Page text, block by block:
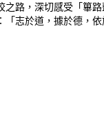
路，深切感受「篳
志於道，據於德，